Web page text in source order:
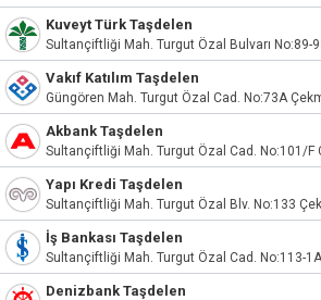
Kuveyt Türk Taşdelen
Sultançiftliği Mah. Turgut Özal Bulvarı No:89-
Vakıf Katılım Taşdelen
Güngören Mah. Turgut Özal Cad. No:73A
Akbank Taşdelen
Sultançiftliği Mah. Turgut Özal Cad. No:101/F
Yapı Kredi Taşdelen
İş Bankası Taşdelen
Sultançiftliği Mah. Turgut Özal Cad. No:113-
Denizbank Taşdelen